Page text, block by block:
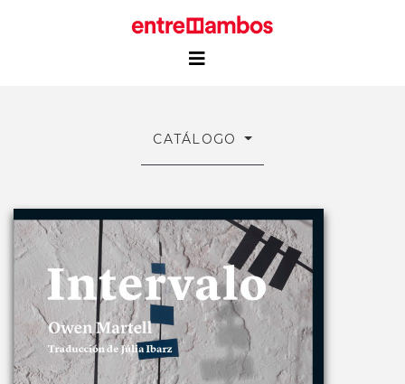
CATÁLOGO